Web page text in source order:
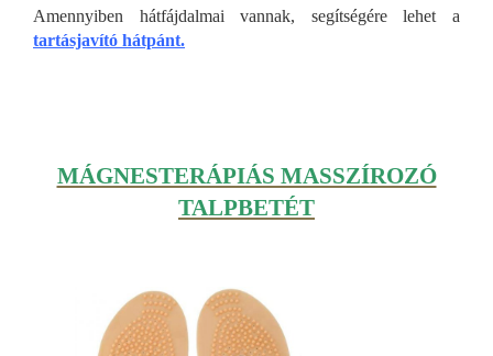
Amennyiben hátfájdalmai vannak, segítségére lehet a
tartásjavító hátpánt.
MÁGNESTERÁPIÁS MASSZÍROZÓ
TALPBETÉT